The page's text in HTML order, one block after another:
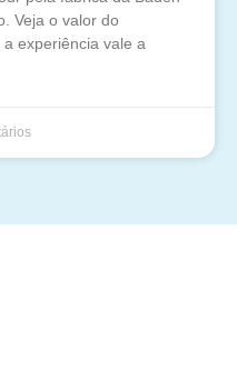
Veja o valor do
experiência vale a